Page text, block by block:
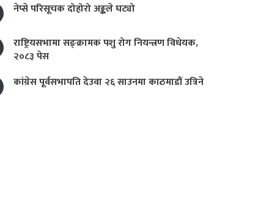
नेप्से परिसूचक दोहोरो अङ्कले घट्यो
राष्ट्रियसभामा सङ्क्रामक पशु रोग नियन्त्रण विधेयक,
२०८३ पेस
कांग्रेस पूर्वसभापति देउवा २६ साउनमा काठमाडौं उत्रिने